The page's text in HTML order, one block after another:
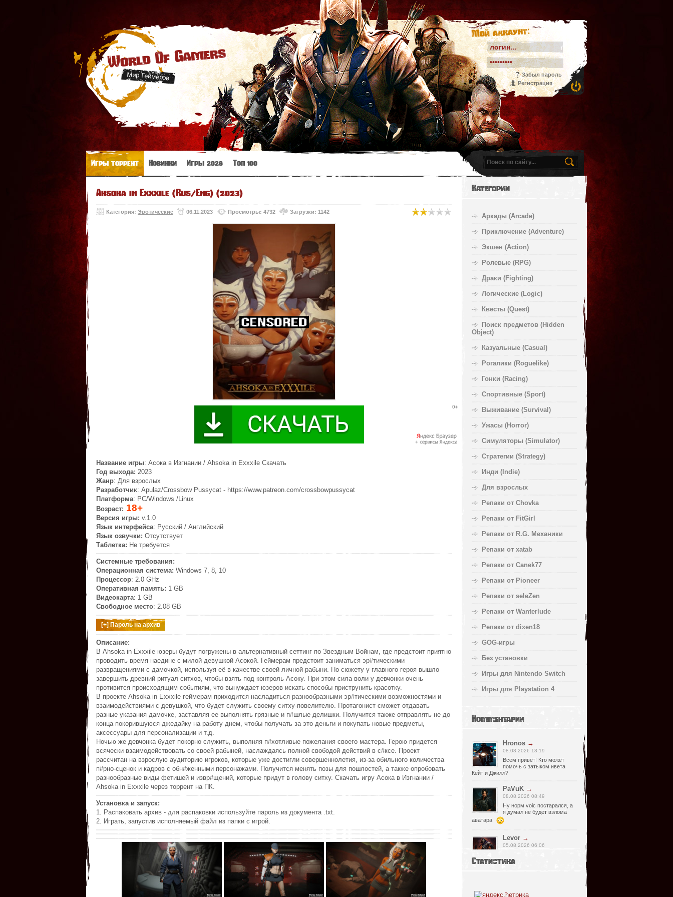
World Of Gamers
Мир Геймеров
Мой аккаунт:
Забыл пароль
Регистрация
Игры торрент Новинки Игры 2026 Топ 100
Ahsoka in Exxxile (Rus/Eng) (2023)
Категория: Эротические 06.11.2023 Просмотры: 4732 Загрузки: 1142
Название игры: Асока в Изгнании / Ahsoka in Exxxile Скачать
Год выхода: 2023
Жанр: Для взрослых
Разработчик: Apulaz/Crossbow Pussycat - https://www.patreon.com/crossbowpussycat
Платформа: PC/Windows /Linux
Возраст: 18+
Версия игры: v.1.0
Язык интерфейса: Русский / Английский
Язык озвучки: Отсутствует
Таблетка: Не требуется
Системные требования:
Операционная система: Windows 7, 8, 10
Процессор: 2.0 GHz
Оперативная память: 1 GB
Видеокарта: 1 GB
Свободное место: 2.08 GB
Описание:
В Ahsoka in Exxxile юзеры будут погружены в альтернативный сеттинг по Звездным Войнам, где предстоит приятно
проводить время наедине с милой девушкой Асокой. Геймерам предстоит заниматься эр#тическими
развращениями с дамочкой, используя её в качестве своей личной рабыни. По сюжету у главного героя вышло
завершить древний ритуал ситхов, чтобы взять под контроль Асоку. При этом сила воли у девчонки очень
противится происходящим событиям, что вынуждает юзеров искать способы приструнить красотку.
В проекте Ahsoka in Exxxile геймерам приходится насладиться разнообразными эр#тическими возможностями и
взаимодействиями с девушкой, что будет служить своему ситху-повелителю. Протагонист сможет отдавать
разные указания дамочке, заставляя ее выполнять грязные и п#шлые делишки. Получится также отправлять не до
конца покорившуюся джедайку на работу днем, чтобы получать за это деньги и покупать новые предметы,
аксессуары для персонализации и т.д.
Ночью же девчонка будет покорно служить, выполняя п#хотливые пожелания своего мастера. Герою придется
всячески взаимодействовать со своей рабыней, наслаждаясь полной свободой действий в с#ксе. Проект
рассчитан на взрослую аудиторию игроков, которые уже достигли совершеннолетия, из-за обильного количества
п#рно-сценок и кадров с обн#женными персонажами. Получится менять позы для пошлостей, а также опробовать
разнообразные виды фетишей и извр#щений, которые придут в голову ситху. Скачать игру Асока в Изгнании /
Ahsoka in Exxxile через торрент на ПК.
Установка и запуск:
1. Распаковать архив - для распаковки используйте пароль из документа .txt.
2. Играть, запустив исполняемый файл из папки с игрой.
Категории
Аркады (Arcade)
Приключение (Adventure)
Экшен (Action)
Ролевые (RPG)
Драки (Fighting)
Логические (Logic)
Квесты (Quest)
Поиск предметов (Hidden
Object)
Казуальные (Casual)
Рогалики (Roguelike)
Гонки (Racing)
Спортивные (Sport)
Выживание (Survival)
Ужасы (Horror)
Симуляторы (Simulator)
Стратегии (Strategy)
Инди (Indie)
Для взрослых
Репаки от Chovka
Репаки от FitGirl
Репаки от R.G. Механики
Репаки от xatab
Репаки от Canek77
Репаки от Pioneer
Репаки от seleZen
Репаки от Wanterlude
Репаки от dixen18
GOG-игры
Без установки
Игры для Nintendo Switch
Игры для Playstation 4
Комментарии
Hronos →
08.08.2026 18:19
Всем привет! Кто может
помочь с затыком ивета
Кейт и Джилл?
PaVuK →
08.08.2026 08:49
Ну норм voic постарался, а
я думал не будет взлома
аватара
Levor →
05.08.2026 06:06
указал что есть видимо
Статистика